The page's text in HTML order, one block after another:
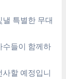
특별한 무대
수들이 함께하
할 예정입니